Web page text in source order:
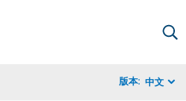
版本: 中文